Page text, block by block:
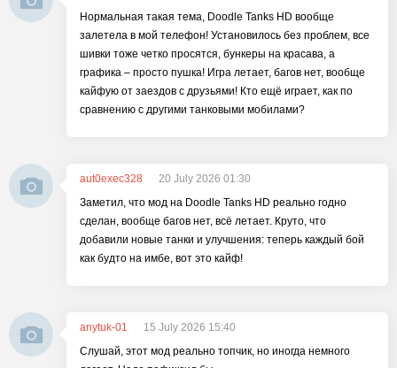
Нормальная такая тема, Doodle Tanks HD вообще
залетела в мой телефон! Установилось без проблем, все
шивки тоже четко просятся, бункеры на красава, а
графика – просто пушка! Игра летает, багов нет, вообще
кайфую от заездов с друзьями! Кто ещё играет, как по
сравнению с другими танковыми мобилами?
aut0exec328
20 July 2026 01:30
Заметил, что мод на Doodle Tanks HD реально годно
сделан, вообще багов нет, всё летает. Круто, что
добавили новые танки и улучшения: теперь каждый бой
как будто на имбе, вот это кайф!
anytuk-01
15 July 2026 15:40
Слушай, этот мод реально топчик, но иногда немного